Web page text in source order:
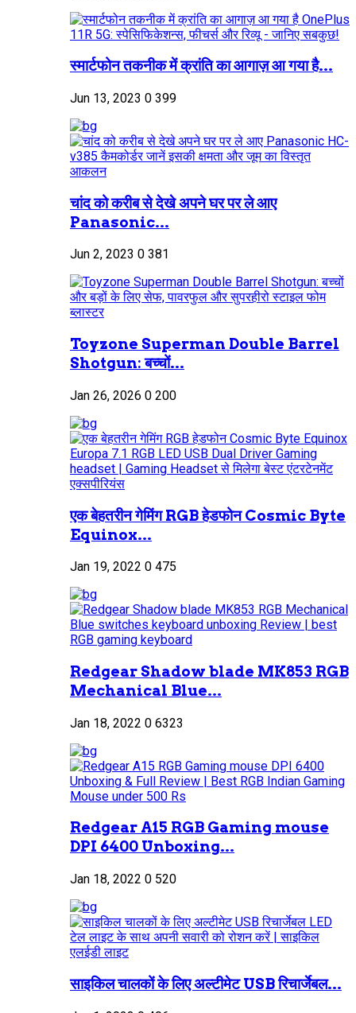
स्मार्टफोन तकनीक में क्रांति का आगाज़ आ गया है...
Jun 13, 2023 0 399
चांद को करीब से देखे अपने घर पर ले आए
Panasonic...
Jun 2, 2023 0 381
Toyzone Superman Double Barrel
Shotgun: बच्चों...
Jan 26, 2026 0 200
एक बेहतरीन गेमिंग RGB हेडफोन Cosmic Byte
Equinox...
Jan 19, 2022 0 475
Redgear Shadow blade MK853 RGB
Mechanical Blue...
Jan 18, 2022 0 6323
Redgear A15 RGB Gaming mouse
DPI 6400 Unboxing...
Jan 18, 2022 0 520
साइकिल चालकों के लिए अल्टीमेट USB रिचार्जेबल...